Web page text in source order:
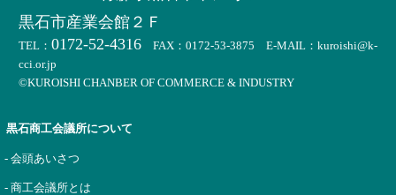
黒石市産業会館２Ｆ
TEL： 0172-52-4316FAX：0172-53-3875 E-MAIL：kuroishi@k-
cci.or.jp
©KUROISHI CHANBER OF COMMERCE & INDUSTRY
黒石商工会議所について
- 会頭あいさつ
- 商工会議所とは